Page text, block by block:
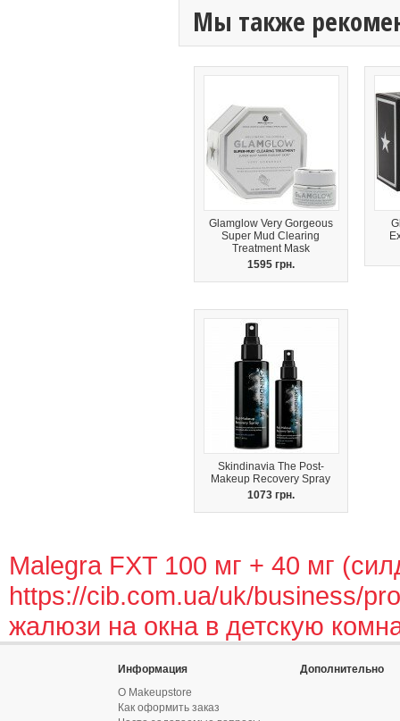
Мы также
Glamglow Very Gorgeous
Super Mud Clearing
Treatment Mask
1595 грн.
Skindinavia The Post-
Makeup Recovery Spray
1073 грн.
Malegra FXT 100 мг + 40 мг
https://cib.com.ua/uk/business/
жалюзи на окна в детскую
Информация
О Makeupstore
Как оформить заказ
Дополнительно